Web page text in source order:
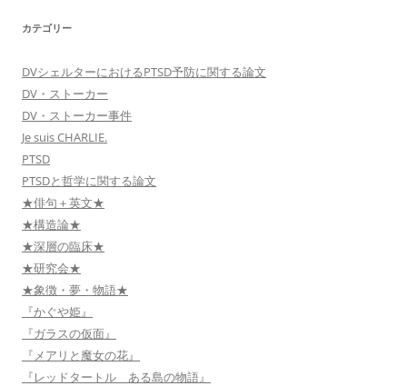
カテゴリー
DVシェルターにおけるPTSD予防に関する論文
DV・ストーカー
DV・ストーカー事件
Je suis CHARLIE.
PTSD
PTSDと哲学に関する論文
★俳句＋英文★
★構造論★
★深層の臨床★
★研究会★
★象徴・夢・物語★
『かぐや姫』
『ガラスの仮面』
『メアリと魔女の花』
『レッドタートル ある島の物語』